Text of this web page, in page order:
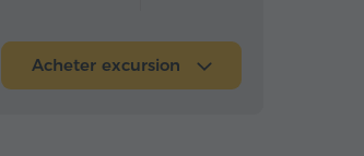
Acheter excursion